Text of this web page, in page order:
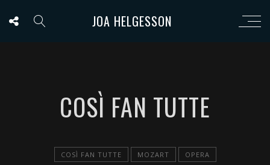
JOA HELGESSON
COSÌ FAN TUTTE
COSÌ FAN TUTTE MOZART OPERA